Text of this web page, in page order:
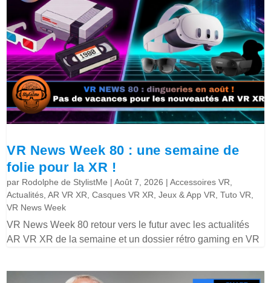
VR News Week 80 : une semaine de
folie pour la XR !
par Rodolphe de StylistMe |Août 7, 2026 |Accessoires VR
Actualités ,AR VR XR ,Casques VR XR ,Jeux & App VR ,Tuto VR
VR News Week
VR News Week 80 retour vers le futur avec les actualités
AR VR XR de la semaine et un dossier rétro gaming en VR